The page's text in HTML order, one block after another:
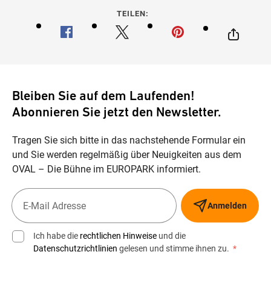
TEILEN:
Bleiben Sie auf dem Laufenden!
Abonnieren Sie jetzt den Newsletter.
Tragen Sie sich bitte in das nachstehende Formular ein
und Sie werden regelmäßig über Neuigkeiten aus dem
OVAL – Die Bühne im EUROPARK informiert.
Anmelden
Ich habe die rechtlichen Hinweise und die
Datenschutzrichtlinien gelesen und stimme ihnen zu. *